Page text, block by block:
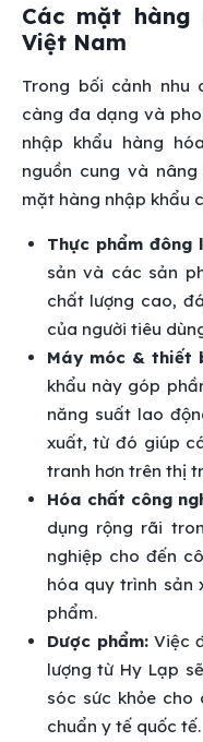
Các mặt hàng
Việt Nam
Trong bối cảnh nhu
càng đa dạng và
nhập khẩu hàng
nguồn cung và
mặt hàng nhập khẩu
Thực phẩm đông
sản và các sản
chất lượng cao,
của người tiêu
Máy móc & thiết
khẩu này góp
năng suất lao
xuất, từ đó giúp
tranh hơn trên thị
Hóa chất công
dụng rộng rãi
nghiệp cho đến
hóa quy trình sản
phẩm.
Dược phẩm:Việc
lượng từ Hy Lạp
sóc sức khỏe
chuẩn y tế quốc tế.